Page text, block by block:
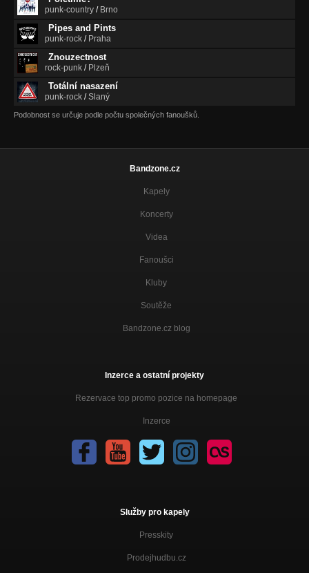
SPODAŽEBUDOU
Párky song
SPODAŽEBUDOU
Návod na věčnou krásu (2012)
punk-country / Brno
Pipes and Pints
punk-rock / Praha
Znouzectnost
rock-punk / Plzeň
Totální nasazení
punk-rock /Slaný
Podobnost se určuje podle počtu společných fanoušků.
Bandzone.cz
Kapely
Koncerty
Videa
Fanoušci
Kluby
Soutěže
Bandzone.cz blog
Inzerce a ostatní projekty
Rezervace top promo pozice na homepage
Inzerce
Služby pro kapely
Presskity
Prodejhudbu.cz